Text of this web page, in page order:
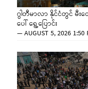
ဂွါတီမာလာ နိုင်ငံတွင် မီးတ
ပေါ် ရွှေ့ပြောင်း
—AUGUST 5, 2026 1:50